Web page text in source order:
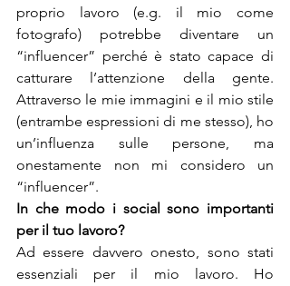
proprio lavoro (e.g. il mio come
fotografo) potrebbe diventare un
“influencer” perché è stato capace di
catturare l’attenzione della gente.
Attraverso le mie immagini e il mio stile
(entrambe espressioni di me stesso), ho
un’influenza sulle persone, ma
onestamente non mi considero un
“influencer”.
In che modo i social sono importanti
Ad essere davvero onesto, sono stati
essenziali per il mio lavoro. Ho